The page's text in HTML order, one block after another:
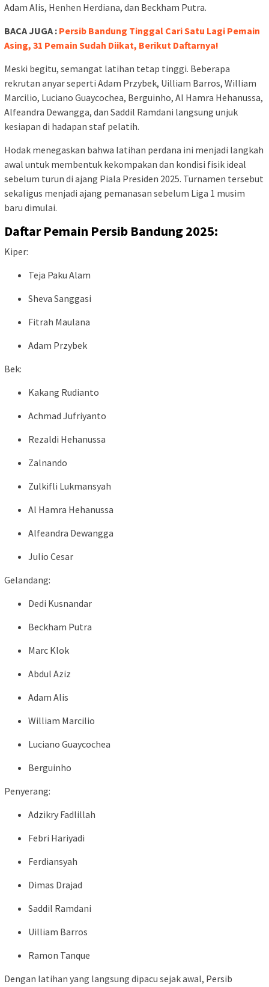
Adam Alis, Henhen Herdiana, dan Beckham Putra.
BACA JUGA : Persib Bandung Tinggal Cari Satu Lagi Pemain
Asing, 31 Pemain Sudah Diikat, Berikut Daftarnya!
Meski begitu, semangat latihan tetap tinggi. Beberapa
rekrutan anyar seperti Adam Przybek, Uilliam Barros, William
Marcilio, Luciano Guaycochea, Berguinho, Al Hamra Hehanussa,
Alfeandra Dewangga, dan Saddil Ramdani langsung unjuk
kesiapan di hadapan staf pelatih.
Hodak menegaskan bahwa latihan perdana ini menjadi langkah
awal untuk membentuk kekompakan dan kondisi fisik ideal
sebelum turun di ajang Piala Presiden 2025. Turnamen tersebut
sekaligus menjadi ajang pemanasan sebelum Liga 1 musim
baru dimulai.
Daftar Pemain Persib Bandung 2025:
Kiper:
Teja Paku Alam
Sheva Sanggasi
Fitrah Maulana
Adam Przybek
Bek:
Kakang Rudianto
Achmad Jufriyanto
Rezaldi Hehanussa
Zalnando
Zulkifli Lukmansyah
Al Hamra Hehanussa
Alfeandra Dewangga
Julio Cesar
Gelandang:
Dedi Kusnandar
Beckham Putra
Marc Klok
Abdul Aziz
Adam Alis
William Marcilio
Luciano Guaycochea
Berguinho
Penyerang:
Adzikry Fadlillah
Febri Hariyadi
Ferdiansyah
Dimas Drajad
Saddil Ramdani
Uilliam Barros
Ramon Tanque
Dengan latihan yang langsung dipacu sejak awal, Persib